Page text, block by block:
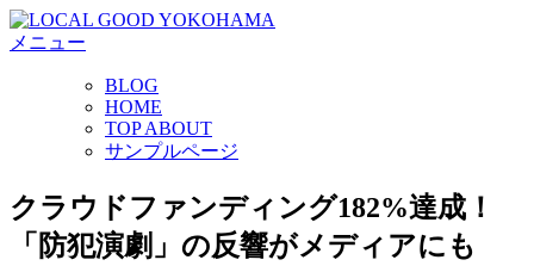
コ
ン
キ
ッ
プ
メニュー
BLOG
HOME
TOP ABOUT
サンプルページ
クラウドファンディング182%達成！
「防犯演劇」の反響がメディアにも